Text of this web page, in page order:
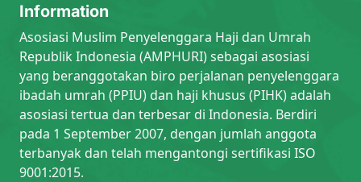
Information
Asosiasi Muslim Penyelenggara Haji dan Umrah
Republik Indonesia (AMPHURI) sebagai asosiasi
yang beranggotakan biro perjalanan penyelenggara
ibadah umrah (PPIU) dan haji khusus (PIHK) adalah
asosiasi tertua dan terbesar di Indonesia. Berdiri
pada 1 September 2007, dengan jumlah anggota
terbanyak dan telah mengantongi sertifikasi ISO
9001:2015.